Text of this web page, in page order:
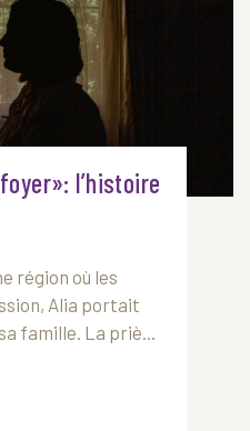
l’histoire
région où les
Alia portait
famille. La priè...